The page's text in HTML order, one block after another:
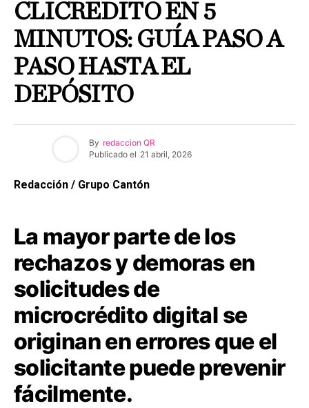
CLICREDITO EN 5
MINUTOS: GUÍA PASO A
PASO HASTA EL
DEPÓSITO
By redaccion QR
Publicado el 21 abril, 2026
Redacción / Grupo Cantón
La mayor parte de los
rechazos y demoras en
solicitudes de
microcrédito digital se
originan en errores que el
solicitante puede prevenir
fácilmente.